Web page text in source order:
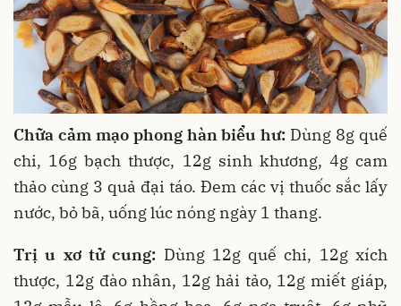
Chữa cảm mạo phong hàn biểu hư: Dùng 8g quế
chi, 16g bạch thược, 12g sinh khương, 4g cam
thảo cùng 3 quả đại táo. Đem các vị thuốc sắc lấy
nước, bỏ bã, uống lúc nóng ngày 1 thang.
Trị u xơ tử cung: Dùng 12g quế chi, 12g xích
thược, 12g đào nhân, 12g hải tảo, 12g miết giáp,